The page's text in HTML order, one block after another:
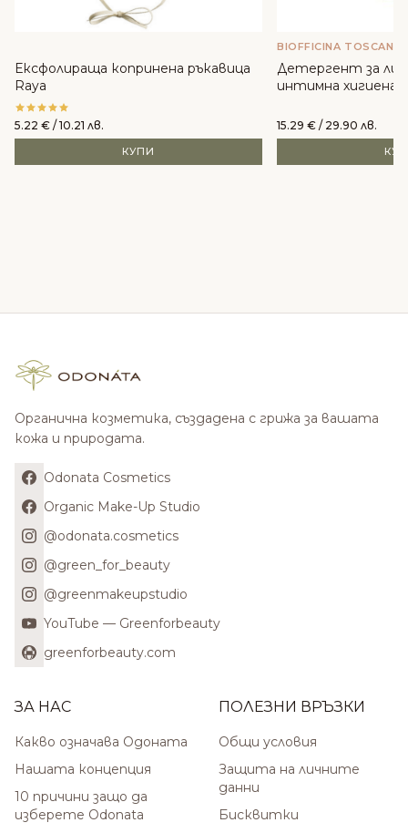
Ексфолираща копринена ръкавица
Raya
5.22 € / 10.21 лв.
КУПИ
BIOFFICINA TOSCANA
Детергент за
интимна хигиена -
15.29 € / 29.90 лв.
Органична козметика, създадена с грижа за вашата
кожа и природата.
Odonata Cosmetics
Organic Make-Up Studio
@odonata.cosmetics
@green_for_beauty
@greenmakeupstudio
YouTube — Greenforbeauty
greenforbeauty.com
ЗА НАС
Какво означава Одоната
Нашата концепция
10 причини защо да
изберете Odonata
ПОЛЕЗНИ ВРЪЗКИ
Общи условия
Защита на личните
данни
Бисквитки